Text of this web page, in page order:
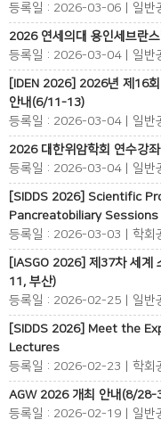
등록일 : 2026-03-06 | 일반
2026 연세의대 용인세브란
등록일 : 2026-03-04 | 일반
[IDEN 2026] 2026년 제16
안내(6/11-13)
등록일 : 2026-03-04 | 일반
2026 대한위암학회 연수강
등록일 : 2026-03-04 | 일반
[SIDDS 2026] Scientific
Pancreatobiliary Sessions
등록일 : 2026-03-03 | 학회
[IASGO 2026] 제37차 세계
11, 부산)
등록일 : 2026-02-25 | 일반
[SIDDS 2026] Meet the
Lectures
등록일 : 2026-02-23 | 학회
AGW 2026 개최 안내(8/28-
등록일 : 2026-02-19 | 일반